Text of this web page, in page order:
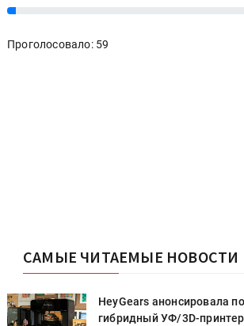
3%
Проголосовало: 59
САМЫЕ ЧИТАЕМЫЕ НОВОСТИ
HeyGears анонсировала
гибридный УФ/3D-